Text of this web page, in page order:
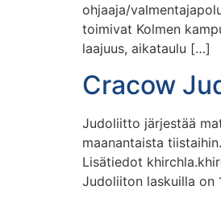
ohjaaja/
toimivat Kolmen
laajuus, aikataulu […]
Cracow
Judoliitto järjestää
maanantaista
Lisätiedot
Judoliiton laskuilla on